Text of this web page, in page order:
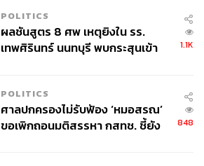
POLITICS
ผลชันสูตร 8 ศพ เหตุยิงใน รร.
เทพศิรินทร์ นนทบุรี พบกระสุนเข้า
1.1K
POLITICS
ศาลปกครองไม่รับฟ้อง ‘หมอสรณ’
ขอเพิกถอนมติสรรหา กสทช. ชี้ยัง
848